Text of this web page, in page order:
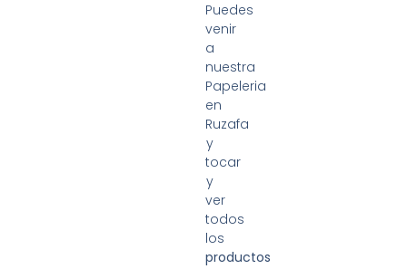
Puedes
venir
a
nuestra
Papeleria
en
Ruzafa
y
tocar
y
ver
todos
los
productos